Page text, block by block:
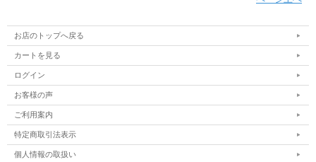
■DICKIES SKATEBOARDING COLLECTION
ディッキーズは1967年にオリジナル874ワークパンツを導
入。Original874ワークパンツはその耐久性や穿き易さで作
業服としてはもちろん、スケートボードなどを楽しむスト
トボーディングコレクションはワークやスケート、ストリ
ートでのハードな使用にも着れるようなアイテムを提案。
彼らのチャレンジの手助けになるような思いでデザインさ
れています。
/お店のトップへ戻る
カートを見る
ログイン
お客様の声
ご利用案内
特定商取引法表示
個人情報の取扱い